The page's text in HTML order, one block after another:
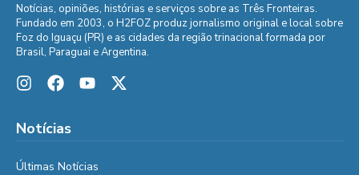
Notícias, opiniões, histórias e serviços sobre as Três Fronteiras.
Fundado em 2003, o H2FOZ produz jornalismo original e local sobre
Foz do Iguaçu (PR) e as cidades da região trinacional formada por
Brasil, Paraguai e Argentina.
Notícias
Últimas Notícias